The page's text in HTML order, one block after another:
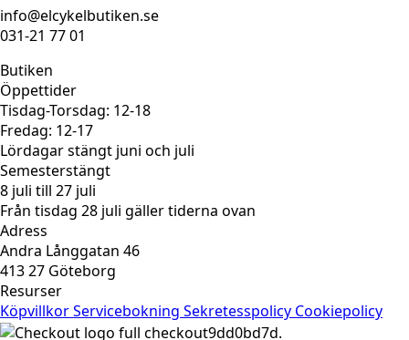
info@elcykelbutiken.se
031-21 77 01
Butiken
Öppettider
Tisdag-Torsdag: 12-18
Fredag: 12-17
Lördagar stängt juni och juli
Semesterstängt
8 juli till 27 juli
Från tisdag 28 juli gäller tiderna ovan
Adress
Andra Långgatan 46
413 27 Göteborg
Resurser
KöpvillkorServicebokning Sekretesspolicy Cookiepolicy